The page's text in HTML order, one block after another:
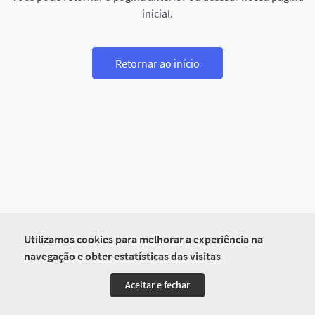
Utilizamos cookies para melhorar a experiência na
navegação e obter estatísticas das visitas
Aceitar e fechar
inicial.
Retornar ao início